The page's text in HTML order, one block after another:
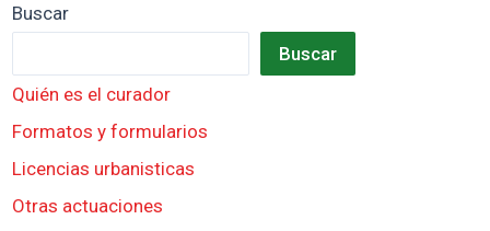
Buscar
Buscar
Quién es el curador
Formatos y formularios
Licencias urbanisticas
Otras actuaciones